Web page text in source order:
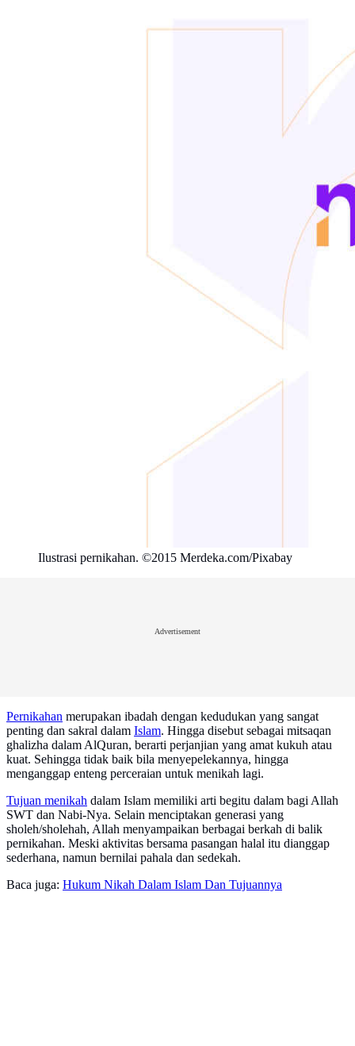
Ilustrasi pernikahan. ©2015 Merdeka.com/Pixabay
Advertisement
Pernikahan merupakan ibadah dengan kedudukan yang sangat
penting dan sakral dalam Islam. Hingga disebut sebagai mitsaqan
ghalizha dalam AlQuran, berarti perjanjian yang amat kukuh atau
kuat. Sehingga tidak baik bila menyepelekannya, hingga
menganggap enteng perceraian untuk menikah lagi.
Tujuan menikah dalam Islam memiliki arti begitu dalam bagi Allah
SWT dan Nabi-Nya. Selain menciptakan generasi yang
sholeh/sholehah, Allah menyampaikan berbagai berkah di balik
pernikahan. Meski aktivitas bersama pasangan halal itu dianggap
sederhana, namun bernilai pahala dan sedekah.
Baca juga: Hukum Nikah Dalam Islam Dan Tujuannya